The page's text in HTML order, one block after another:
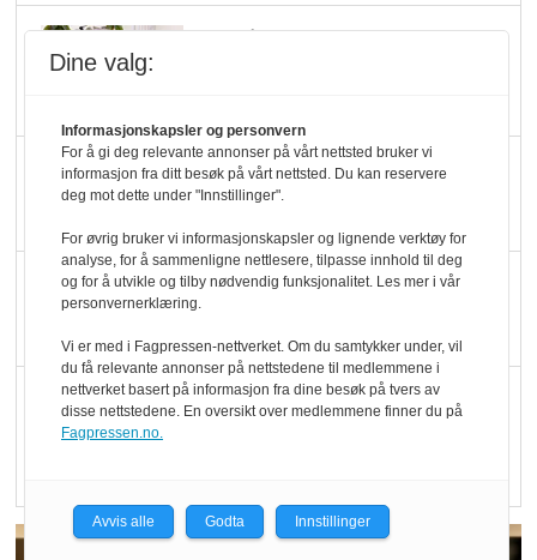
Marit Kolby vant
Blir enklere å velge
økologisk i butikkhylla
Kolonihagen sliter
med å få tak i nok melk
Rapport: Økokundene
Dine valg:
Informasjonskapsler og personvern
For å gi deg relevante annonser på vårt nettsted bruker vi
informasjon fra ditt besøk på vårt nettsted. Du kan reservere
deg mot dette under "Innstillinger".
For øvrig bruker vi informasjonskapsler og lignende verktøy for
analyse, for å sammenligne nettlesere, tilpasse innhold til deg
og for å utvikle og tilby nødvendig funksjonalitet. Les mer i vår
personvernerklæring.
Vi er med i Fagpressen-nettverket. Om du samtykker under, vil
du få relevante annonser på nettstedene til medlemmene i
nettverket basert på informasjon fra dine besøk på tvers av
disse nettstedene. En oversikt over medlemmene finner du på
Fagpressen.no.
Avvis alle Godta Innstillinger